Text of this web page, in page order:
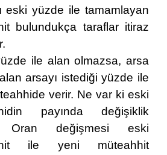
eski yüzde ile tamamlayan
bulundukça taraflar itiraz
ile alan olmazsa, arsa
arsayı istediği yüzde ile
verir. Ne var ki eski
payında değişiklik
Oran değişmesi eski
ile yeni müteahhit